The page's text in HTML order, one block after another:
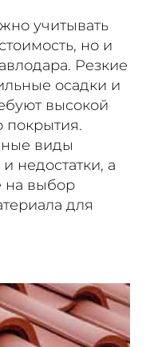
учитывать
но и
Резкие
осадки и
высокой
покрытия.
виды
недостатки, а
на выбор
для